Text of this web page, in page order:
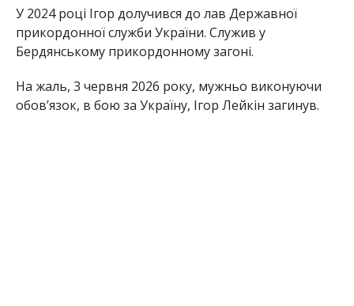
У 2024 році Ігор долучився до лав Державної
прикордонної служби України. Служив у
Бердянському прикордонному загоні.
На жаль, 3 червня 2026 року, мужньо виконуючи
обов’язок, в бою за Україну, Ігор Лейкін загинув.